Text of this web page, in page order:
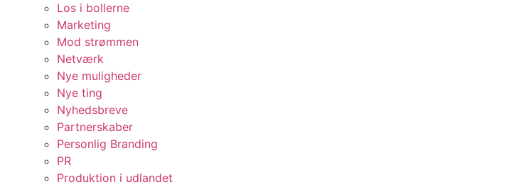
Los i bollerne
Marketing
Mod strømmen
Netværk
Nye muligheder
Nye ting
Nyhedsbreve
Partnerskaber
Personlig Branding
PR
Produktion i udlandet